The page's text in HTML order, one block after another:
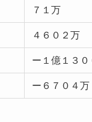
７１万
４６０２万
ー１億１３０
ー６７０４万